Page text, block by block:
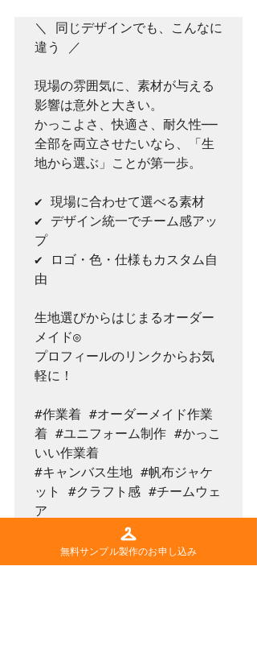
＼ 同じデザインでも、こんなに
違う ／
現場の雰囲気に、素材が与える
影響は意外と大きい。
かっこよさ、快適さ、耐久性──
全部を両立させたいなら、「生
地から選ぶ」ことが第一歩。
✔ 現場に合わせて選べる素材
✔ デザイン統一でチーム感アッ
プ
✔ ロゴ・色・仕様もカスタム自
由
生地選びからはじまるオーダー
メイド◎
プロフィールのリンクからお気
軽に！
#作業着 #オーダーメイド作業
着 #ユニフォーム制作 #かっこ
いい作業着
#キャンバス生地 #帆布ジャケ
ット
#クラフト感 #チームウェ
ア
#現場ファッシ
#現場ブランディング
無料サンプル製作のお申し込み